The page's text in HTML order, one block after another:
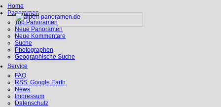
Home
Panoramen
Top Panoramen
Neue Panoramen
Neue Kommentare
Suche
Photographen
Geographische Suche
Service
FAQ
RSS, Google Earth
News
Impressum
Datenschutz